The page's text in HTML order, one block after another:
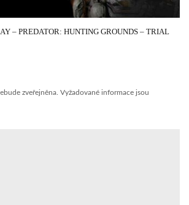
– PREDATOR: HUNTING GROUNDS – TRIAL
zveřejněna. Vyžadované informace jsou